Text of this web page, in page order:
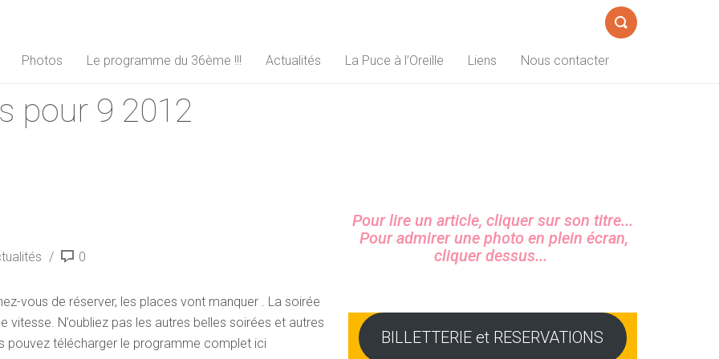
de
Photos Le programme du 36ème !!! Actualités La Puce à l’Oreille Liens Nous contacter
pour 9 2012
0
vous de réserver, les places vont manquer . La soirée
N’oubliez pas les autres belles soirées et autres
pouvez télécharger le programme complet ici
Sidebar
Pour lire un article, cliquer sur son titre...
Pour admirer une photo en plein écran,
cliquer dessus...
BILLETTERIE et RESERVATIONS